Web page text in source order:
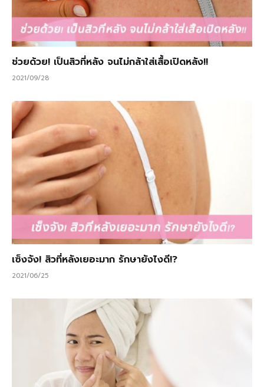
ช่วยด้วย! เป็นสิวที่หลัง จนไม่กล้าใส่เสื้อเปิดหลัง!!
2021/09/28
เซ็งจัง! สิวที่หลังเยอะมาก รักษายังไงดี!?
2021/06/25